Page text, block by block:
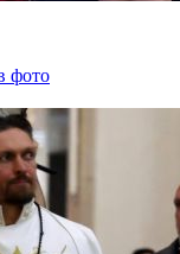
фото